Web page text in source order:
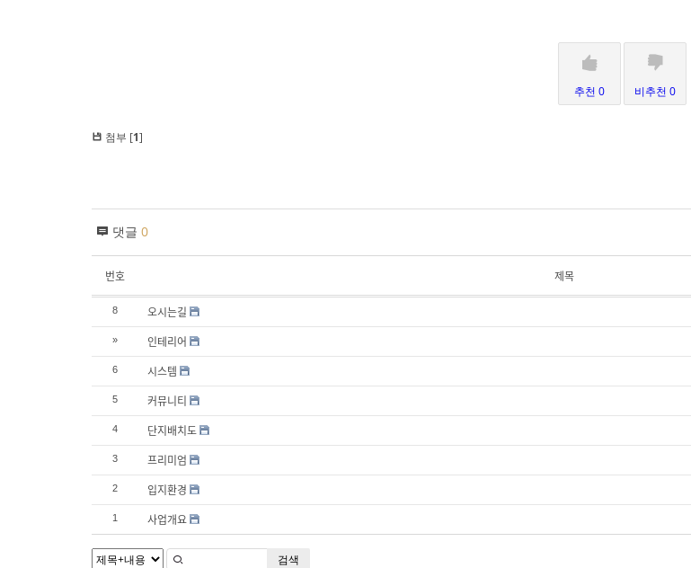
추천 0 비추천 0
첨부 [1]
댓글 0
번호 제목
8 오시는길
» 인테리어
6 시스템
5 커뮤니티
4 단지배치도
3 프리미엄
2 입지환경
1 사업개요
검색